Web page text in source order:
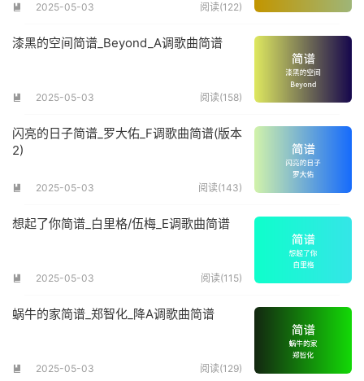
 2025-05-03 阅读(122)
漆黑的空间简谱_Beyond_A调歌曲简谱
 2025-05-03 阅读(158)
闪亮的日子简谱_罗大佑_F调歌曲简谱(版本
2)
 2025-05-03 阅读(143)
想起了你简谱_白里格/伍梅_E调歌曲简谱
 2025-05-03 阅读(115)
蜗牛的家简谱_郑智化_降A调歌曲简谱
 2025-05-03 阅读(129)